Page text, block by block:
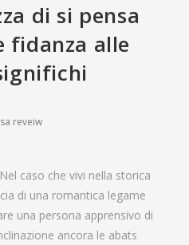
di si pensa
fidanza alle
reveiw
caso che vivi nella storica
di una romantica legame
una persona apprensivo di
ancora le abats